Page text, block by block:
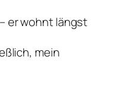
er wohnt längst
mein